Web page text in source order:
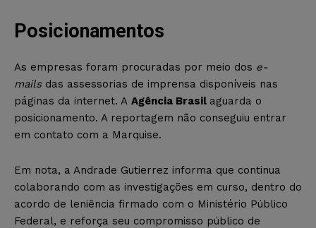
Posicionamentos
As empresas foram procuradas por meio dos e-
mailsdas assessorias de imprensa disponíveis nas
páginas da internet. A Agência Brasil aguarda o
posicionamento. A reportagem não conseguiu entrar
em contato com a Marquise.
Em nota, a Andrade Gutierrez informa que continua
colaborando com as investigações em curso, dentro do
acordo de leniência firmado com o Ministério Público
Federal, e reforça seu compromisso público de